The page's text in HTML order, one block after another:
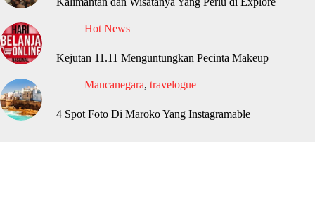
Hot News
Kejutan 11.11 Menguntungkan Pecinta Makeup
Mancanegara, travelogue
4 Spot Foto Di Maroko Yang Instagramable